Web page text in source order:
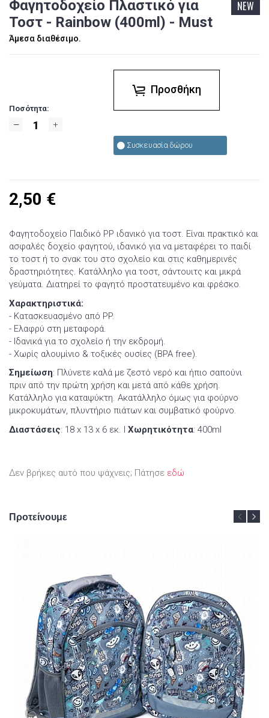
Φαγητοδοχείο Πλαστικό για
Τοστ - Rainbow (400ml) - Must
NEW
Άμεσα διαθέσιμο.
Ποσότητα:
Προσθήκη
Συσκευασία δώρου
2,50 €
Φαγητοδοχείο Παιδικό PP ιδανικό για τοστ. Είναι πρακτικό και
ασφαλές δοχείο φαγητού, ιδανικό για να μεταφέρει το παιδί
το τοστ ή το σνακ του στο σχολείο και στις καθημερινές
δραστηριότητες. Κατάλληλο για τοστ, σάντουιτς και μικρά
γεύματα. Διατηρεί το φαγητό προστατευμένο και φρέσκο.
Χαρακτηριστικά:
- Κατασκευασμένο από PP.
- Ελαφρύ στη μεταφορά.
- Ιδανικά για το σχολείο ή την εκδρομή.
- Χωρίς αλουμίνιο & τοξικές ουσίες (BPA free).
Σημείωση: Πλύνετε καλά με ζεστό νερό και ήπιο σαπούνι
πριν από την πρώτη χρήση και μετά από κάθε χρήση.
Κατάλληλο για καταψύκτη. Ακατάλληλο όμως για φούρνο
μικροκυμάτων, πλυντήριο πιάτων και συμβατικό φούρνο.
Διαστάσεις: 18 x 13 x 6 εκ. Ι Χωρητικότητα: 400ml
Δεν βρήκες αυτό που ψάχνεις; Πάτησε εδώ
Προτείνουμε